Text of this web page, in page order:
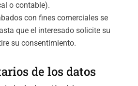
o contable).
con fines comerciales se
que el interesado solicite su
su consentimiento.
de los datos